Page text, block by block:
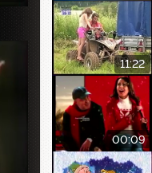
11:22
00:09